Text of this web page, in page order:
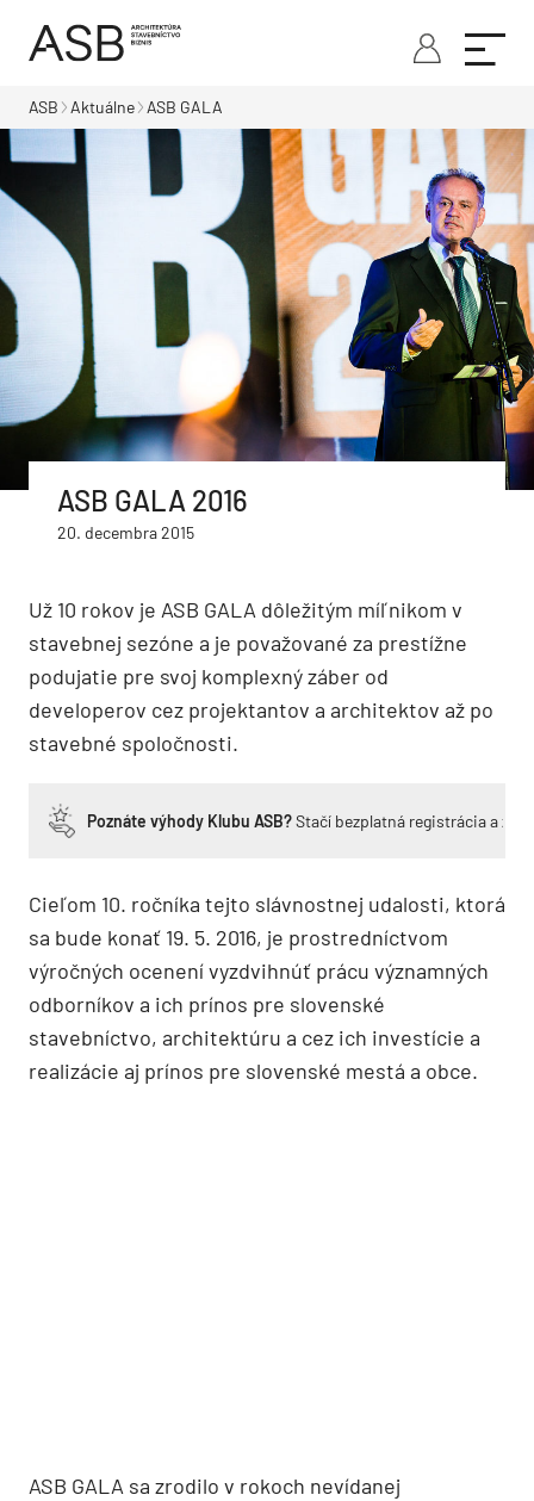
ASB Aktuálne ASB GALA
ASB GALA 2016
20. decembra 2015
Už 10 rokov je ASB GALA dôležitým míľnikom v
stavebnej sezóne a je považované za prestížne
podujatie pre svoj komplexný záber od
developerov cez projektantov a architektov až po
stavebné spoločnosti.
Poznáte výhody Klubu ASB?Stačí bezplatná registrácia a
Cieľom 10. ročníka tejto slávnostnej udalosti, ktorá
sa bude konať 19. 5. 2016, je prostredníctvom
výročných ocenení vyzdvihnúť prácu významných
odborníkov a ich prínos pre slovenské
stavebníctvo, architektúru a cez ich investície a
realizácie aj prínos pre slovenské mestá a obce.
ASB GALA sa zrodilo v rokoch nevídanej